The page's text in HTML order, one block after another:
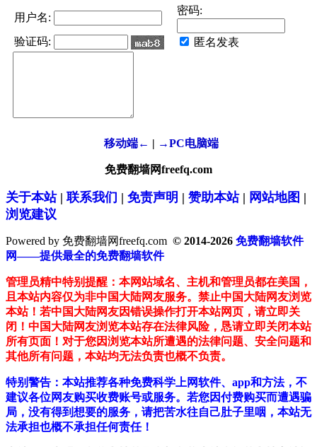
用户名:
密码:
验证码: 匿名发表
移动端← | →PC电脑端
免费翻墙网freefq.com
关于本站| 联系我们 | 免责声明 | 赞助本站| 网站地图 |
浏览建议
Powered by 免费翻墙网freefq.com © 2014-2026 免费翻墙软件
网——提供最全的免费翻墙软件
管理员精中特别提醒：本网站域名、主机和管理员都在美国，
且本站内容仅为非中国大陆网友服务。禁止中国大陆网友浏览
本站！若中国大陆网友因错误操作打开本站网页，请立即关
闭！中国大陆网友浏览本站存在法律风险，恳请立即关闭本站
所有页面！对于您因浏览本站所遭遇的法律问题、安全问题和
其他所有问题，本站均无法负责也概不负责。
特别警告：本站推荐各种免费科学上网软件、app和方法，不
建议各位网友购买收费账号或服务。若您因付费购买而遭遇骗
局，没有得到想要的服务，请把苦水往自己肚子里咽，本站无
法承担也概不承担任何责任！